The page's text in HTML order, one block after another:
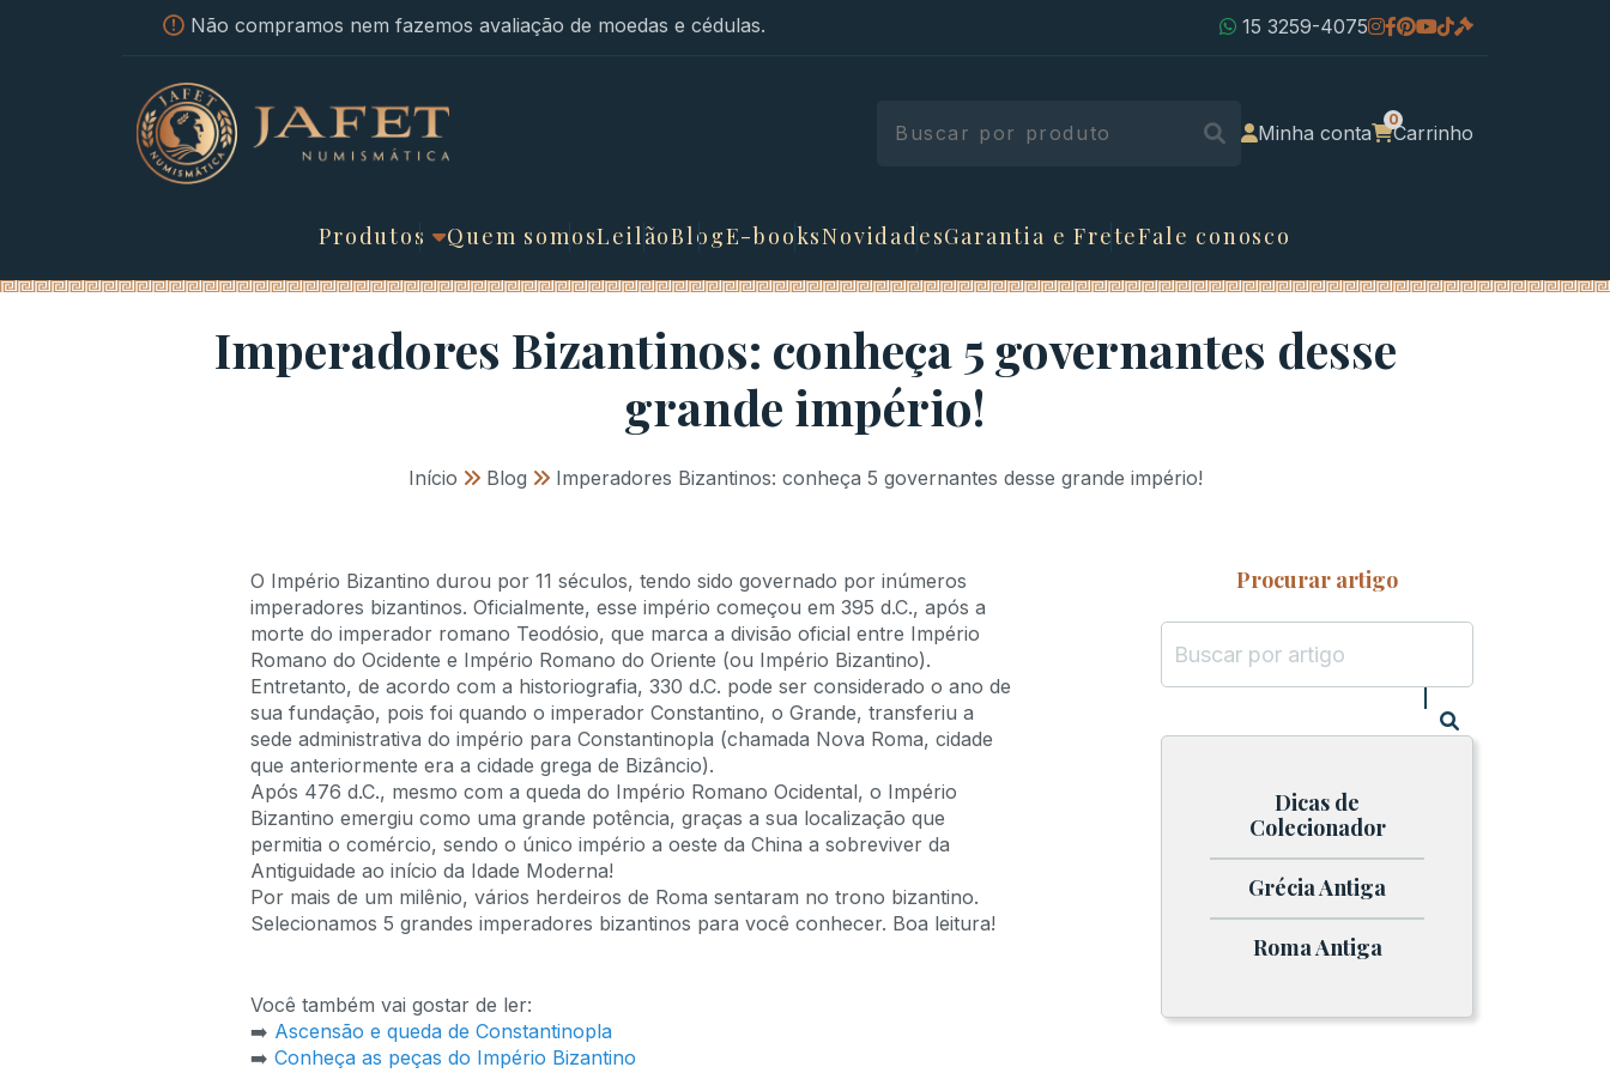
Não compramos nem fazemos avaliação de moedas e cédulas. 15 3259-4075
Minha conta Carrinho
Produtos Quem somosLeilãoBlogE-booksNovidadesGarantia e FreteFale conosco
Imperadores Bizantinos: conheça 5 governantes desse
grande império!
Início » Blog » Imperadores Bizantinos: conheça 5 governantes desse grande império!
O Império Bizantino durou por 11 séculos, tendo sido governado por inúmeros
imperadores bizantinos. Oficialmente, esse império começou em 395 d.C., após a
morte do imperador romano Teodósio, que marca a divisão oficial entre Império
Romano do Ocidente e Império Romano do Oriente (ou Império Bizantino).
Entretanto, de acordo com a historiografia, 330 d.C. pode ser considerado o ano de
sua fundação, pois foi quando o imperador Constantino, o Grande, transferiu a
sede administrativa do império para Constantinopla (chamada Nova Roma, cidade
que anteriormente era a cidade grega de Bizâncio).
Após 476 d.C., mesmo com a queda do Império Romano Ocidental, o Império
Bizantino emergiu como uma grande potência, graças a sua localização que
permitia o comércio, sendo o único império a oeste da China a sobreviver da
Antiguidade ao início da Idade Moderna!
Por mais de um milênio, vários herdeiros de Roma sentaram no trono bizantino.
Selecionamos 5 grandes imperadores bizantinos para você conhecer. Boa leitura!
Você também vai gostar de ler:
➡️ Ascensão e queda de Constantinopla
➡️ Conheça as peças do Império Bizantino
Procurar artigo
Dicas de
Colecionador
Grécia Antiga
Roma Antiga